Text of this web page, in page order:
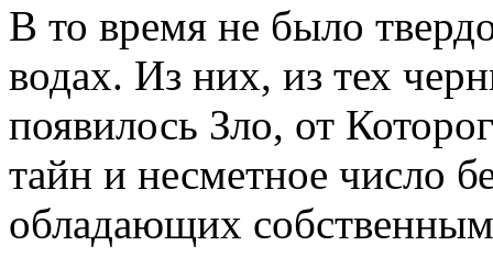
В то время не было
водах. Из них, из тех
появилось Зло, от
тайн и несметное число
обладающих